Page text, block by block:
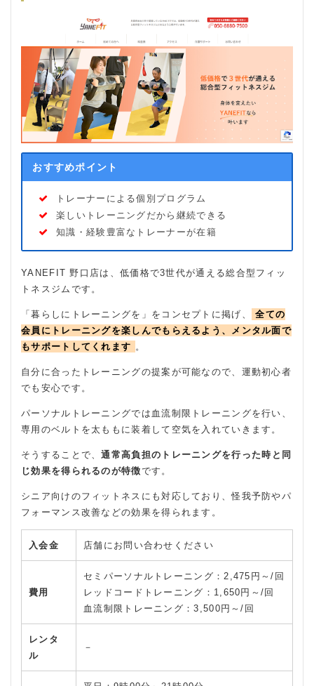
おすすめポイント
トレーナーによる個別プログラム
楽しいトレーニングだから継続できる
知識・経験豊富なトレーナーが在籍
YANEFIT 野口店は、低価格で3世代が通える総合型フィッ
トネスジムです。
「暮らしにトレーニングを」をコンセプトに掲げ、
全ての
会員にトレーニングを楽しんでもらえるよう、メンタル面で
もサポートしてくれます 。
自分に合ったトレーニングの提案が可能なので、運動初心者
でも安心です。
パーソナルトレーニングでは血流制限トレーニングを行い、
専用のベルトを太ももに装着して空気を入れていきます。
そうすることで、通常高負担のトレーニングを行った時と同
じ効果を得られるのが特徴です。
シニア向けのフィットネスにも対応しており、怪我予防やパ
フォーマンス改善などの効果を得られます。
入会金 店舗にお問い合わせください
費用
セミパーソナルトレーニング：2,475円～/回
レッドコードトレーニング：1,650円～/回
血流制限トレーニング：3,500円～/回
レンタ
ル
－